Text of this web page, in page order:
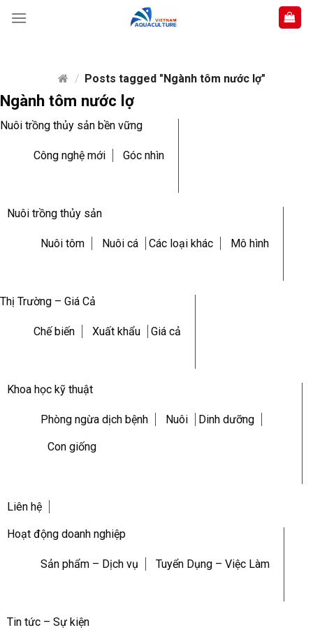
/ Posts tagged "Ngành tôm nước lợ"
Ngành tôm nước lợ
Nuôi trồng thủy sản bền vững
Công nghệ mới Góc nhìn
Nuôi trồng thủy sản
Nuôi tôm Nuôi cá Các loại khác Mô hình
Thị Trường – Giá Cả
Chế biến Xuất khẩu Giá cả
Khoa học kỹ thuật
Phòng ngừa dịch bệnh Nuôi Dinh dưỡng
Con giống
Liên hệ
Hoạt động doanh nghiệp
Sản phẩm – Dịch vụ Tuyển Dụng – Việc Làm
Tin tức – Sự kiện